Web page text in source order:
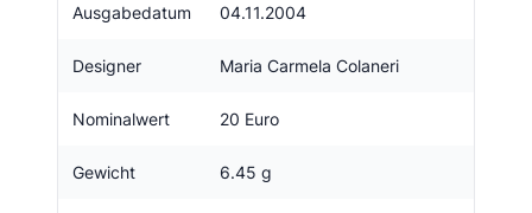
Ausgabedatum 04.11.2004
Designer Maria Carmela Colaneri
Nominalwert 20 Euro
Gewicht 6.45 g